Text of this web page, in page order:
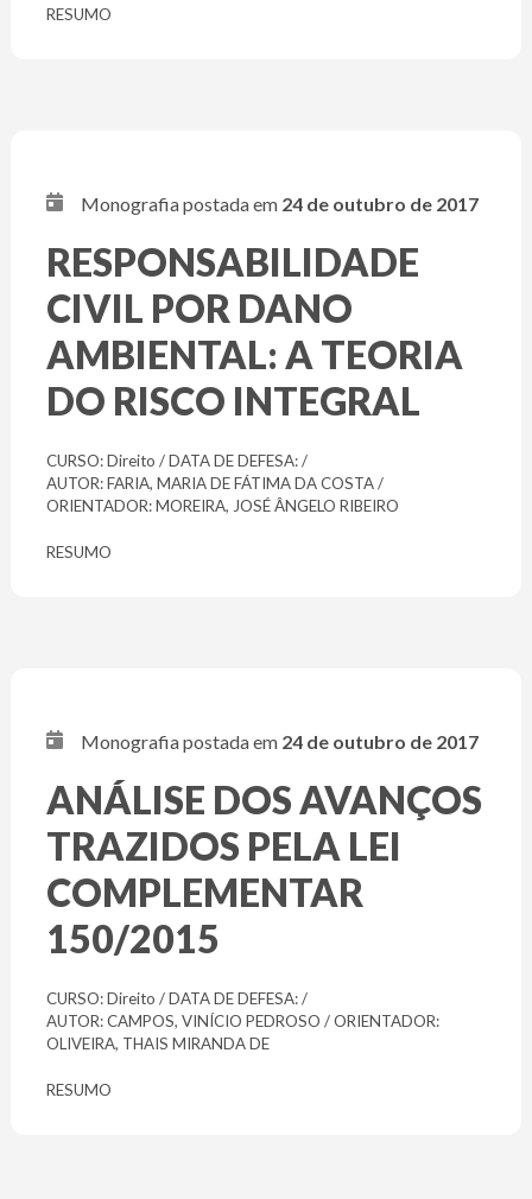
RESUMO
Monografia postada em 24 de outubro de 2017
RESPONSABILIDADE
CIVIL POR DANO
AMBIENTAL: A TEORIA
DO RISCO INTEGRAL
CURSO: Direito / DATA DE DEFESA: /
AUTOR: FARIA, MARIA DE FÁTIMA DA COSTA /
ORIENTADOR: MOREIRA, JOSÉ ÂNGELO RIBEIRO
RESUMO
Monografia postada em 24 de outubro de 2017
ANÁLISE DOS AVANÇOS
TRAZIDOS PELA LEI
COMPLEMENTAR
150/2015
CURSO: Direito / DATA DE DEFESA: /
AUTOR: CAMPOS, VINÍCIO PEDROSO / ORIENTADOR:
OLIVEIRA, THAIS MIRANDA DE
RESUMO